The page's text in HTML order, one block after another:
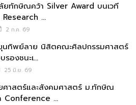
ยทักษิณคว้า Silver Award บนเวที
...
2 ก.ค. 69
นทิพย์ลาย นิสิตคณะศิลปกรรมศาสตร์
รองชนะเ...
25 มิ.ย. 69
าสตร์และสังคมศาสตร์ ม.ทักษิณ
Conference ...